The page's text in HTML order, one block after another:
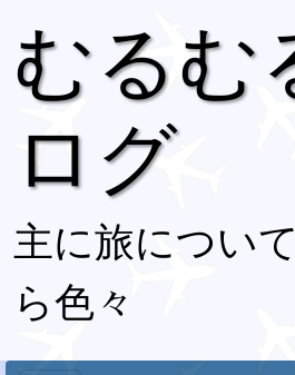
むるむ
ログ
主に旅につい
ら色々